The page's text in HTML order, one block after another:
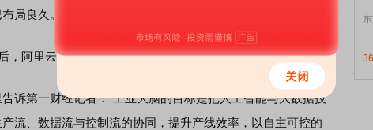
局良久。
阿里云宣布将ET工业大脑平台对外开放。
第一财经记者：“工业大脑的目标是把人工智能与大数据技
流、数据流与控制流的协同，提升产线效率，以自主可控的